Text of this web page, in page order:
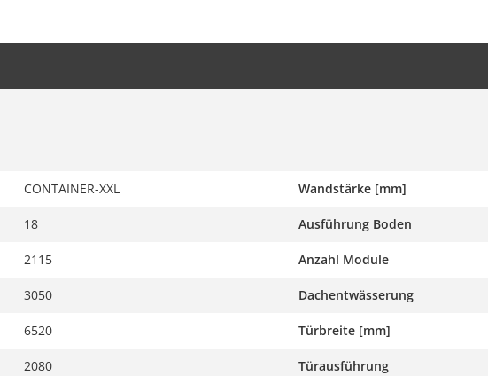
CONTAINER-XXL
18
2115
3050
6520
2080
Wandstärke [mm]
Ausführung Boden
Anzahl Module
Dachentwässerung
Türbreite [mm]
Türausführung